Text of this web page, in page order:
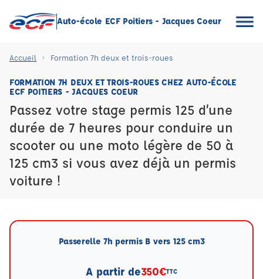
Auto-école ECF Poitiers - Jacques Coeur
Accueil Formation 7h deux et trois-roues
FORMATION 7H DEUX ET TROIS-ROUES CHEZ AUTO-ÉCOLE
ECF POITIERS - JACQUES COEUR
Passez votre stage permis 125 d’une
durée de 7 heures pour conduire un
scooter ou une moto légère de 50 à
125 cm3 si vous avez déjà un permis
voiture !
Passerelle 7h permis B vers 125 cm3
A partir de350€TTC